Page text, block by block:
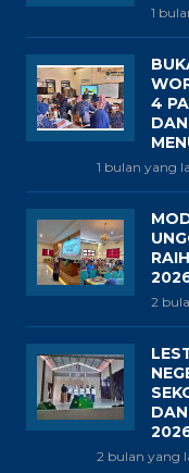
1
4
1 bulan yang
2
2 bulan yang